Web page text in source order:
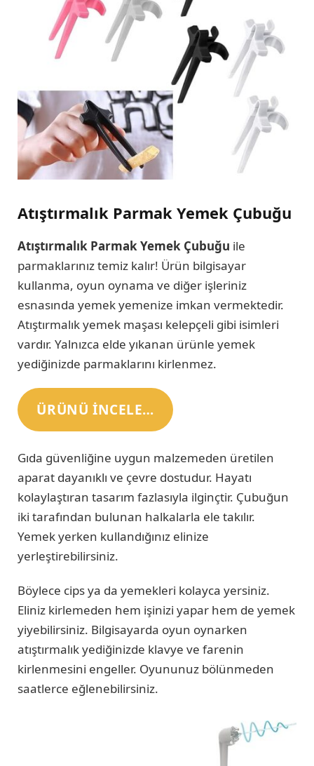
Atıştırmalık Parmak Yemek Çubuğu
Atıştırmalık Parmak Yemek Çubuğu ile
parmaklarınız temiz kalır! Ürün bilgisayar
kullanma, oyun oynama ve diğer işleriniz
esnasında yemek yemenize imkan vermektedir.
Atıştırmalık yemek maşası kelepçeli gibi isimleri
vardır. Yalnızca elde yıkanan ürünle yemek
yediğinizde parmaklarını kirlenmez.
ÜRÜNÜ INCELE…
Gıda güvenliğine uygun malzemeden üretilen
aparat dayanıklı ve çevre dostudur. Hayatı
kolaylaştıran tasarım fazlasıyla ilginçtir. Çubuğun
iki tarafından bulunan halkalarla ele takılır.
Yemek yerken kullandığınız elinize
yerleştirebilirsiniz.
Böylece cips ya da yemekleri kolayca yersiniz.
Eliniz kirlemeden hem işinizi yapar hem de yemek
yiyebilirsiniz. Bilgisayarda oyun oynarken
atıştırmalık yediğinizde klavye ve farenin
kirlenmesini engeller. Oyununuz bölünmeden
saatlerce eğlenebilirsiniz.